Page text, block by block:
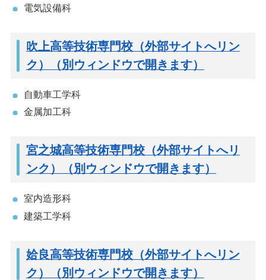
電気設備科
吹上高等技術専門校（外部サイトへリン
ク）（別ウィンドウで開きます）
自動車工学科
金属加工科
宮之城高等技術専門校（外部サイトへリ
ンク）（別ウィンドウで開きます）
室内造形科
建築工学科
姶良高等技術専門校（外部サイトへリン
ク）（別ウィンドウで開きます）